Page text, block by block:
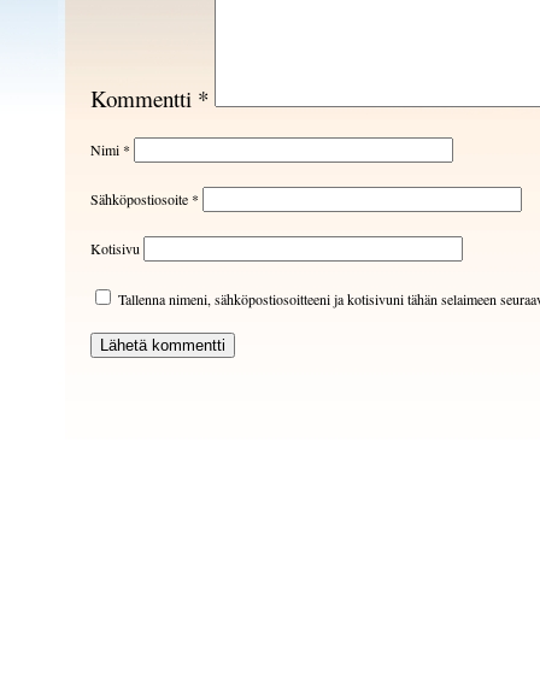
Kommentti *
Nimi *
Sähköpostiosoite *
Kotisivu
Tallenna nimeni, sähköpostiosoitteeni ja kotisivuni tähän selaimeen